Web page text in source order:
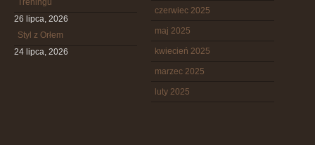
Treningu
26 lipca, 2026
Styl z Orłem
24 lipca, 2026
czerwiec 2025
maj 2025
kwiecień 2025
marzec 2025
luty 2025